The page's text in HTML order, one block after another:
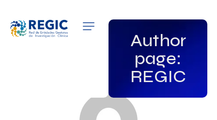
Author
page:
REGIC
QUIÉNES SOMOS
PATROCINADORES